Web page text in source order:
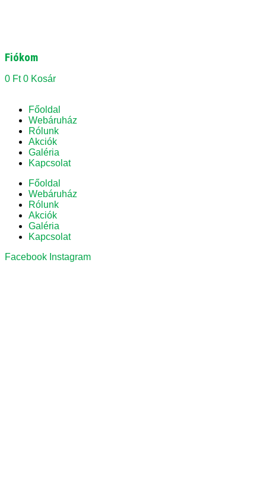
Fiókom
0 Ft 0 Kosár
Főoldal
Webáruház
Rólunk
Akciók
Galéria
Kapcsolat
Főoldal
Webáruház
Rólunk
Akciók
Galéria
Kapcsolat
Facebook Instagram